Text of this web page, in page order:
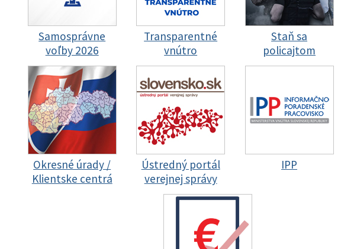
Samosprávne
voľby 2026
Transparentné
vnútro
Staň sa
policajtom
Okresné úrady /
Klientske centrá
Ústredný portál
verejnej správy
IPP